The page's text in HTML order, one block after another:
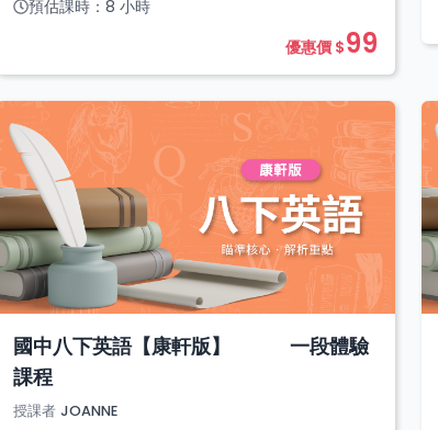
預估課時： 8 小時
優惠價 $99
國中八下英語【康軒版】 一段體驗
課程
授課者 JOANNE